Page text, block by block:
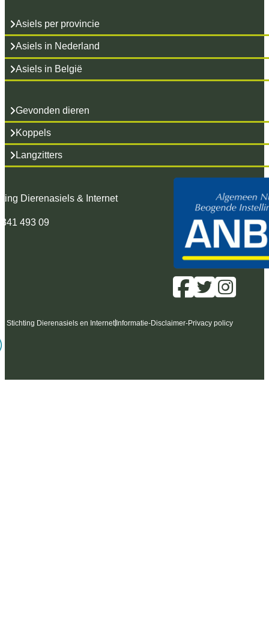
Asiels per provincie
Asiels in Nederland
Asiels in België
Gevonden dieren
Koppels
Langzitters
Dierenasiels & Internet
493 09
Stichting Dierenasiels en Internet Informatie-Disclaimer-Privacy policy